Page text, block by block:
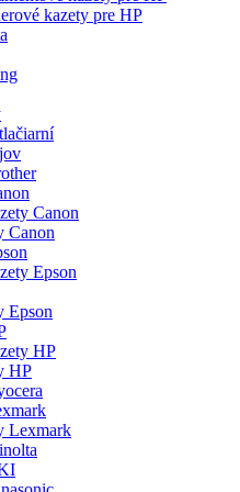
kazety pre HP
Canon
Canon
Epson
Epson
HP
HP
Lexmark